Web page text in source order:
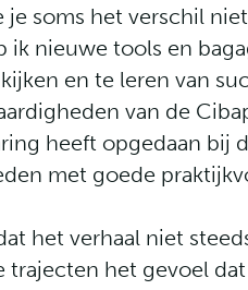
soms het verschil
ik nieuwe tools en
en te leren van
van de
heeft opgedaan bij
met goede
het verhaal niet
trajecten het gevoel